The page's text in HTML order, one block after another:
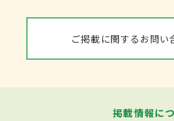
宮体がんの一部に対して
るホルモン療法という
応や副作用の問題がある
成績は良いが、進行する
ご掲載に関するお問い
掲載情報に